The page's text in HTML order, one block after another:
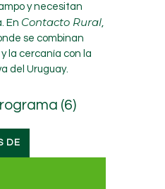
y necesitan
En Contacto Rural
se combinan
la cercanía con la
del Uruguay.
(6)
DE